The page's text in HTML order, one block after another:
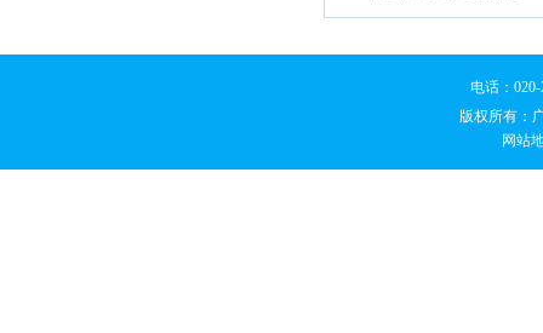
电话：
版权所有：
网站